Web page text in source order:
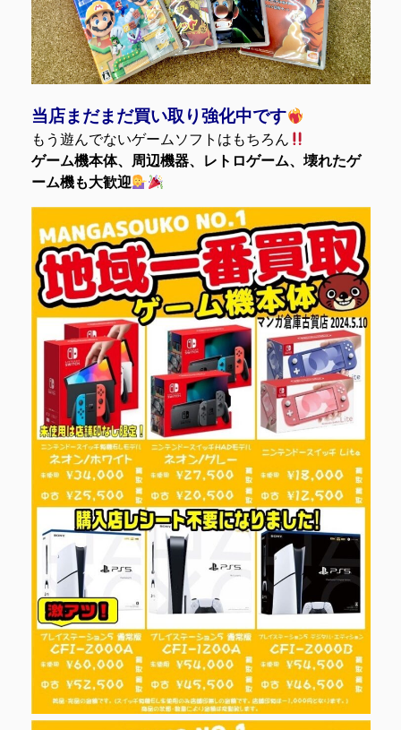
当店まだまだ買い取り強化中です
もう遊んでないゲームソフトはもちろん
ゲーム機本体、周辺機器、レトロゲーム、壊れたゲ
ーム機も大歓迎